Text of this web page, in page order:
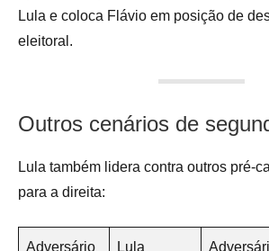
Lula e coloca Flávio em posição de
eleitoral.
Outros cenários de
Lula também lidera contra outros pré-
para a direita:
Adversário Lula